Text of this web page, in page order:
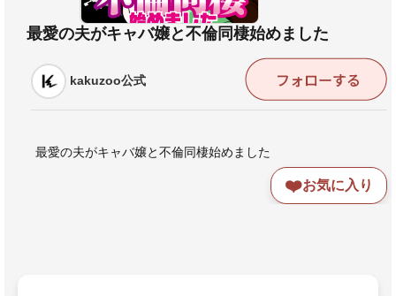
最愛の夫がキャバ嬢と不倫同棲始めました
kakuzoo公式
最愛の夫がキャバ嬢と不倫同棲始めました
❤️お気に入り